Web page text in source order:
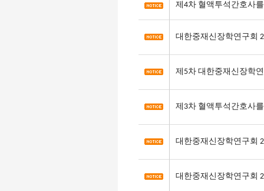
제4차 혈액투석간호사
대한중재신장학연구회
제5차 대한중재신장학
제3차 혈액투석간호사
대한중재신장학연구회
대한중재신장학연구회